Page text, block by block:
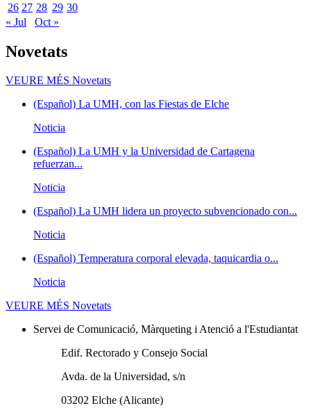
26 27 28 29 30
« Jul
Oct »
Novetats
VEURE MÉS Novetats
(Español) La UMH, con las Fiestas de Elche
Noticia
(Español) La UMH y la Universidad de Cartagena
refuerzan...
Noticia
(Español) La UMH lidera un proyecto subvencionado con...
Noticia
(Español) Temperatura corporal elevada, taquicardia o...
Noticia
VEURE MÉS Novetats
Servei de Comunicació, Màrqueting i Atenció a l'Estudiantat
Edif. Rectorado y Consejo Social
Avda. de la Universidad, s/n
03202 Elche (Alicante)